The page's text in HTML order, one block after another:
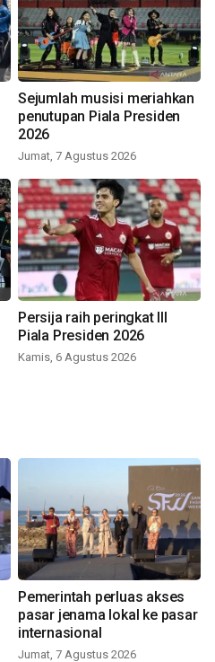
Sejumlah musisi meriahkan
penutupan Piala Presiden
2026
Jumat, 7 Agustus 2026
Persija raih peringkat III
Piala Presiden 2026
Kamis, 6 Agustus 2026
Pemerintah perluas akses
pasar jenama lokal ke pasar
internasional
Jumat, 7 Agustus 2026